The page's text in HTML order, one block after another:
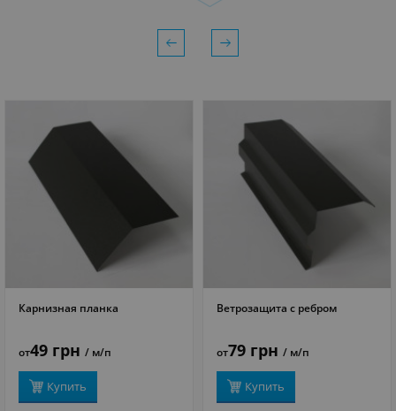
ПОДРОБНЕЕ
Карнизная планка
от49 грн / м/п
Купить
ПОДРОБНЕЕ
Ветрозащита с ребром
от79 грн / м/п
Купить